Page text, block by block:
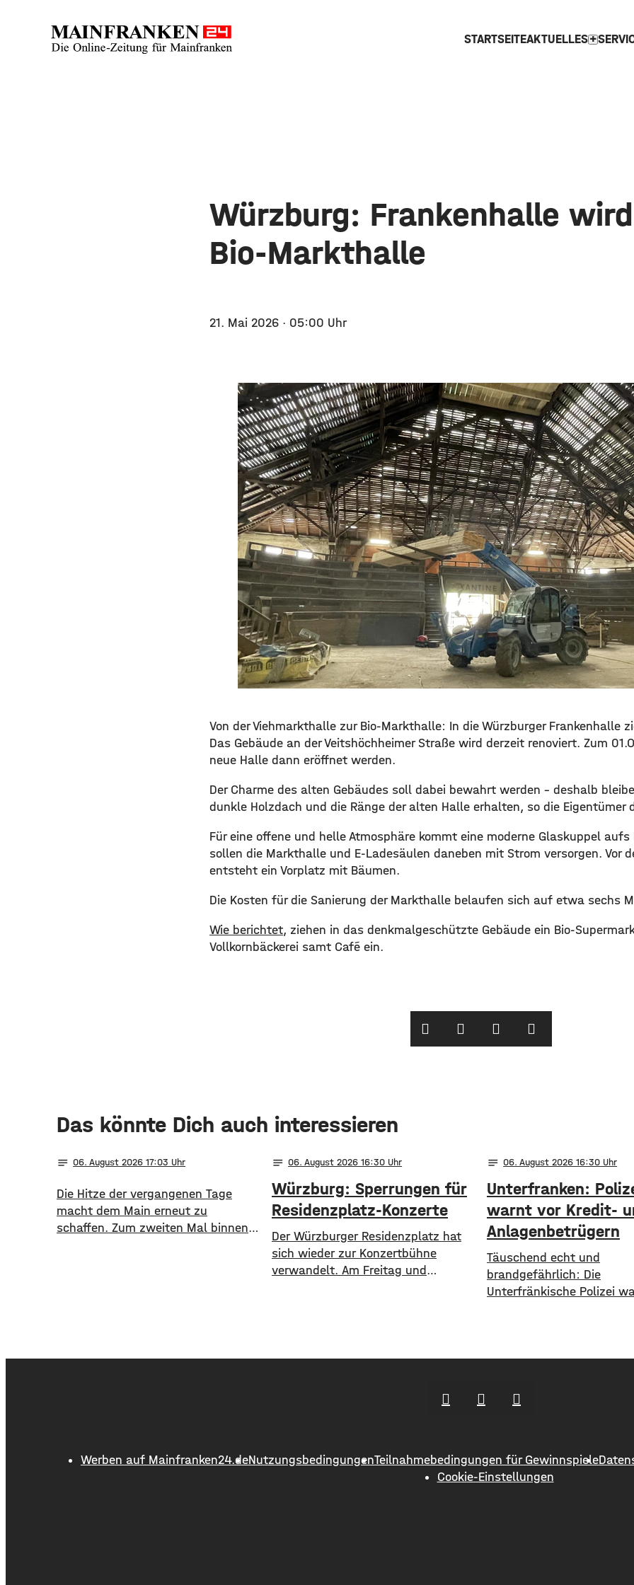
STARTSEITEAKTUELLESexpand_more
Würzburg: Frankenhalle
Bio-Markthalle
21. Mai 2026 · 05:00 Uhr
Von der Viehmarkthalle zur Bio-Markthalle: In die Würzburger Frankenhalle
Das Gebäude an der Veitshöchheimer Straße wird derzeit renoviert. Zum
neue Halle dann eröffnet werden.
Der Charme des alten Gebäudes soll dabei bewahrt werden – deshalb
dunkle Holzdach und die Ränge der alten Halle erhalten, so die Eigentümer
Für eine offene und helle Atmosphäre kommt eine moderne Glaskuppel aufs
sollen die Markthalle und E-Ladesäulen daneben mit Strom versorgen. Vor
entsteht ein Vorplatz mit Bäumen.
Die Kosten für die Sanierung der Markthalle belaufen sich auf etwa sechs
Wie berichtet, ziehen in das denkmalgeschützte Gebäude ein Bio-
Vollkornbäckerei samt Café ein.
Das könnte Dich auch interessieren
notes 06. August 2026 17:03
Die Hitze der vergangenen Tage
macht dem Main erneut zu
schaffen. Zum zweiten Mal binnen
Wasser noch keine Probleme,
notes 06. August 2026 16:30
Würzburg: Sperrungen für
Residenzplatz-Konzerte
Der Würzburger Residenzplatz hat
sich wieder zur Konzertbühne
verwandelt. Am Freitag und
Samstag ist dann das Konzert des
ausverkauft, rund 16.000 Menschen
notes 06. August 2026 16:30
Unterfranken:
warnt vor Kredit-
Anlagenbetrügern
​​Täuschend echt und
brandgefährlich: Die
Unterfränkische Polizei
setzen. ​Demnach
Region um ihr Erspartes
Laut Polizei erstellen die
Empfehlungen von
Persönlichkeiten. Ihr Ziel:
Werben auf Mainfranken24.deNutzungsbedingungenTeilnahmebedingungen für Gewinnspiele
Cookie-Einstellungen